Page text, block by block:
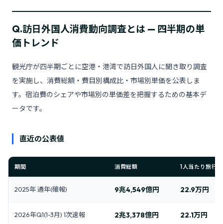
Q.訪日外国人消費動向調査とは — 四半期の単
価トレンド
観光庁が四半期ごとに空港・港湾で訪日外国人に聞き取り調査
を実施し、消費総額・費目別構成比・市場別単価を公表しま
す。宿泊費のシェアや市場別の単価差を把握するための基本デ
ータです。
直近の公表値
期間 消費総額 1人当たり旅行
2025年 通年(確報) 9兆4,549億円 22.9万円
2026年Q1(1-3月) 1次速報 2兆3,378億円 22.1万円